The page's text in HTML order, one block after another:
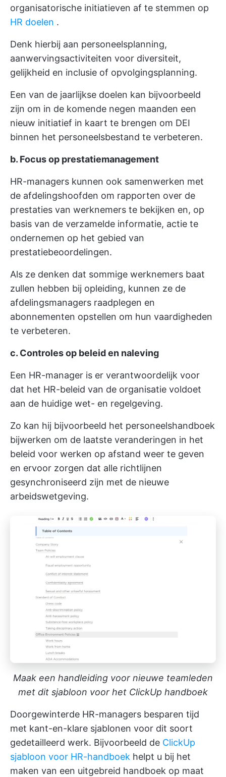
organisatorische initiatieven af te stemmen op
HR doelen .
Denk hierbij aan personeelsplanning,
aanwervingsactiviteiten voor diversiteit,
gelijkheid en inclusie of opvolgingsplanning.
Een van de jaarlijkse doelen kan bijvoorbeeld
zijn om in de komende negen maanden een
nieuw initiatief in kaart te brengen om DEI
binnen het personeelsbestand te verbeteren.
b. Focus op prestatiemanagement
HR-managers kunnen ook samenwerken met
de afdelingshoofden om rapporten over de
prestaties van werknemers te bekijken en, op
basis van de verzamelde informatie, actie te
ondernemen op het gebied van
prestatiebeoordelingen.
Als ze denken dat sommige werknemers baat
zullen hebben bij opleiding, kunnen ze de
afdelingsmanagers raadplegen en
abonnementen opstellen om hun vaardigheden
te verbeteren.
c. Controles op beleid en naleving
Een HR-manager is er verantwoordelijk voor
dat het HR-beleid van de organisatie voldoet
aan de huidige wet- en regelgeving.
Zo kan hij bijvoorbeeld het personeelshandboek
bijwerken om de laatste veranderingen in het
beleid voor werken op afstand weer te geven
en ervoor zorgen dat alle richtlijnen
gesynchroniseerd zijn met de nieuwe
arbeidswetgeving.
Maak een handleiding voor nieuwe teamleden
met dit sjabloon voor het ClickUp handboek
Doorgewinterde HR-managers besparen tijd
met kant-en-klare sjablonen voor dit soort
gedetailleerd werk. Bijvoorbeeld de ClickUp
sjabloon voor HR-handboek helpt u bij het
maken van een uitgebreid handboek op maat